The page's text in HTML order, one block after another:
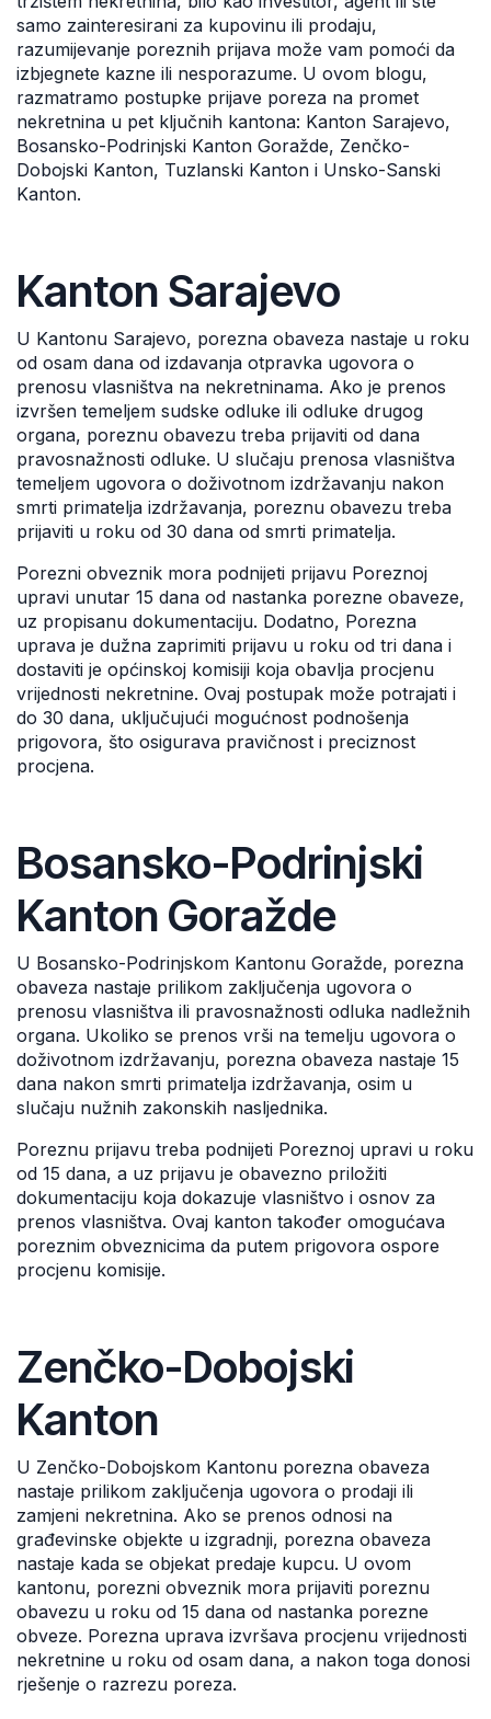
samo zainteresirani za kupovinu ili prodaju,
razumijevanje poreznih prijava može vam pomoći da
izbjegnete kazne ili nesporazume. U ovom blogu,
razmatramo postupke prijave poreza na promet
nekretnina u pet ključnih kantona: Kanton Sarajevo,
Bosansko-Podrinjski Kanton Goražde, Zenčko-
Dobojski Kanton, Tuzlanski Kanton i Unsko-Sanski
Kanton.
Kanton Sarajevo
U Kantonu Sarajevo, porezna obaveza nastaje u roku
od osam dana od izdavanja otpravka ugovora o
prenosu vlasništva na nekretninama. Ako je prenos
izvršen temeljem sudske odluke ili odluke drugog
organa, poreznu obavezu treba prijaviti od dana
pravosnažnosti odluke. U slučaju prenosa vlasništva
temeljem ugovora o doživotnom izdržavanju nakon
smrti primatelja izdržavanja, poreznu obavezu treba
prijaviti u roku od 30 dana od smrti primatelja.
Porezni obveznik mora podnijeti prijavu Poreznoj
upravi unutar 15 dana od nastanka porezne obaveze,
uz propisanu dokumentaciju. Dodatno, Porezna
uprava je dužna zaprimiti prijavu u roku od tri dana i
dostaviti je općinskoj komisiji koja obavlja procjenu
vrijednosti nekretnine. Ovaj postupak može potrajati i
do 30 dana, uključujući mogućnost podnošenja
prigovora, što osigurava pravičnost i preciznost
procjena.
Bosansko-Podrinjski
Kanton Goražde
U Bosansko-Podrinjskom Kantonu Goražde, porezna
obaveza nastaje prilikom zaključenja ugovora o
prenosu vlasništva ili pravosnažnosti odluka nadležnih
organa. Ukoliko se prenos vrši na temelju ugovora o
doživotnom izdržavanju, porezna obaveza nastaje 15
dana nakon smrti primatelja izdržavanja, osim u
slučaju nužnih zakonskih nasljednika.
Poreznu prijavu treba podnijeti Poreznoj upravi u roku
od 15 dana, a uz prijavu je obavezno priložiti
dokumentaciju koja dokazuje vlasništvo i osnov za
prenos vlasništva. Ovaj kanton također omogućava
poreznim obveznicima da putem prigovora ospore
procjenu komisije.
Zenčko-Dobojski
Kanton
U Zenčko-Dobojskom Kantonu porezna obaveza
nastaje prilikom zaključenja ugovora o prodaji ili
zamjeni nekretnina. Ako se prenos odnosi na
građevinske objekte u izgradnji, porezna obaveza
nastaje kada se objekat predaje kupcu. U ovom
kantonu, porezni obveznik mora prijaviti poreznu
obavezu u roku od 15 dana od nastanka porezne
obveze. Porezna uprava izvršava procjenu vrijednosti
nekretnine u roku od osam dana, a nakon toga donosi
rješenje o razrezu poreza.